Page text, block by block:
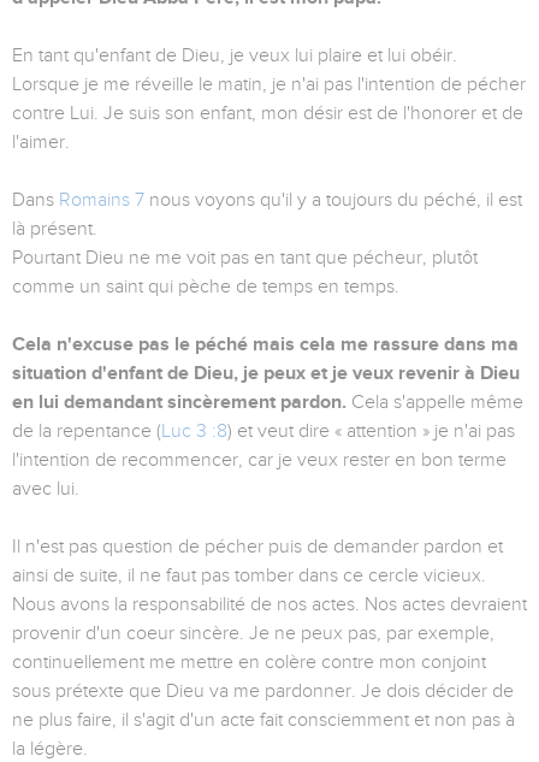
En tant qu'enfant de Dieu, je veux lui plaire et lui obéir.
Lorsque je me réveille le matin, je n'ai pas l'intention de pécher
contre Lui. Je suis son enfant, mon désir est de l'honorer et de
l'aimer.
Dans Romains 7 nous voyons qu'il y a toujours du péché, il est
là présent.
Pourtant Dieu ne me voit pas en tant que pécheur, plutôt
comme un saint qui pèche de temps en temps.
Cela n'excuse pas le péché mais cela me rassure dans ma
situation d'enfant de Dieu, je peux et je veux revenir à Dieu
en lui demandant sincèrement pardon. Cela s'appelle même
de la repentance (Luc 3 :8) et veut dire « attention » je n'ai pas
l'intention de recommencer, car je veux rester en bon terme
avec lui.
Il n'est pas question de pécher puis de demander pardon et
ainsi de suite, il ne faut pas tomber dans ce cercle vicieux.
Nous avons la responsabilité de nos actes. Nos actes devraient
provenir d'un coeur sincère. Je ne peux pas, par exemple,
continuellement me mettre en colère contre mon conjoint
sous prétexte que Dieu va me pardonner. Je dois décider de
ne plus faire, il s'agit d'un acte fait consciemment et non pas à
la légère.